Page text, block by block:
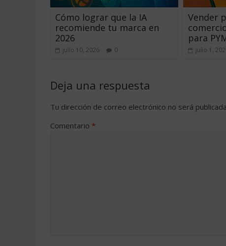
Cómo lograr que la IA
recomiende tu marca en
2026
julio 10, 2026 0
Vender
para
julio 1,
Deja una respuesta
Tu dirección de correo electrónico no será
Comentario *